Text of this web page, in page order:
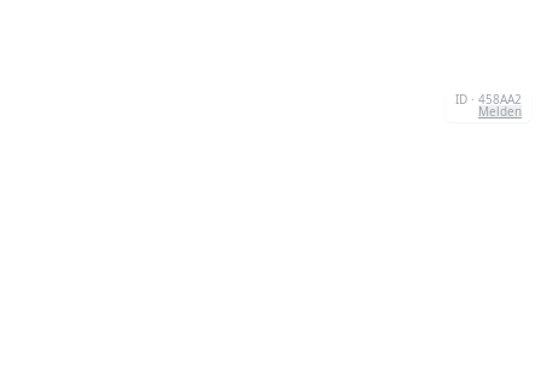
ID · 458AA2
Melden